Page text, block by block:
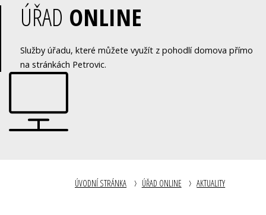
ÚŘAD ONLINE
Služby úřadu, které můžete využít z pohodlí domova přímo
na stránkách Petrovic.
ÚVODNÍ STRÁNKA ÚŘAD ONLINE AKTUALITY